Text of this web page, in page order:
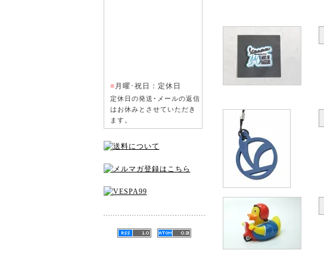
■ 月曜･祝日：定休日
定休日の発送･メールの返信
はお休みとさせていただき
ます。